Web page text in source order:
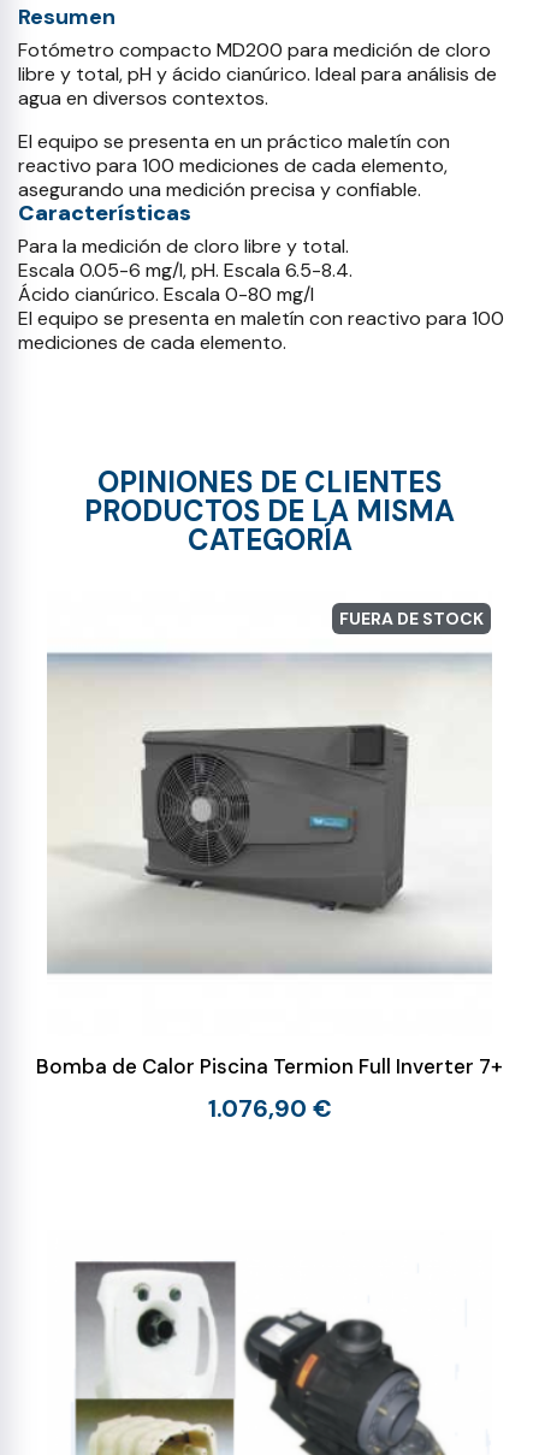
Resumen
Fotómetro compacto MD200 para medición de cloro
libre y total, pH y ácido cianúrico. Ideal para análisis de
agua en diversos contextos.
El equipo se presenta en un práctico maletín con
reactivo para 100 mediciones de cada elemento,
asegurando una medición precisa y confiable.
Características
Para la medición de cloro libre y total.
Escala 0.05-6 mg/l, pH. Escala 6.5-8.4.
Ácido cianúrico. Escala 0-80 mg/l
El equipo se presenta en maletín con reactivo para 100
mediciones de cada elemento.
OPINIONES DE CLIENTES
PRODUCTOS DE LA MISMA
CATEGORÍA
FUERA DE STOCK
Bomba de Calor Piscina Termion Full Inverter 7+
1.076,90 €